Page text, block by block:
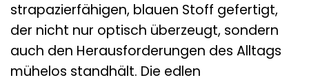
strapazierfähigen, blauen Stoff gefertigt,
der nicht nur optisch überzeugt, sondern
auch den Herausforderungen des Alltags
mühelos standhält. Die edlen